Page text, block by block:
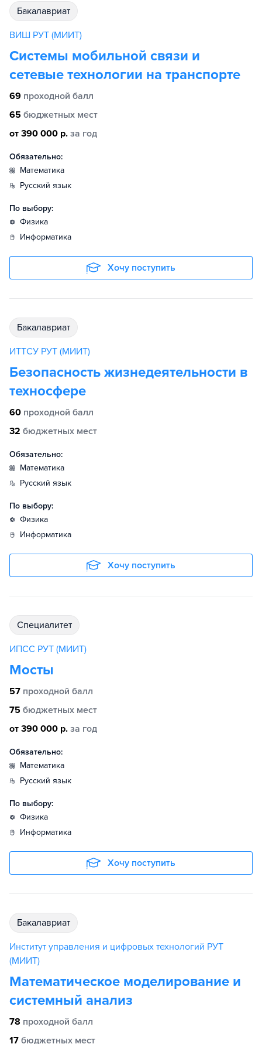
бакалавриат
ВИШ РУТ (МИИТ)
Системы мобильной связи и
сетевые технологии на транспорте
69 проходной балл
65 бюджетных мест
от 390 000 р. за год
Обязательно:
математика
русский язык
По выбору:
физика
информатика
Хочу поступить
бакалавриат
ИТТСУ РУТ (МИИТ)
Безопасность жизнедеятельности в
техносфере
60 проходной балл
32 бюджетных мест
Обязательно:
математика
русский язык
По выбору:
физика
информатика
Хочу поступить
специалитет
ИПСС РУТ (МИИТ)
Мосты
57 проходной балл
75 бюджетных мест
от 390 000 р. за год
Обязательно:
математика
русский язык
По выбору:
физика
информатика
Хочу поступить
бакалавриат
Институт управления и цифровых технологий РУТ
(МИИТ)
Математическое моделирование и
системный анализ
78 проходной балл
17 бюджетных мест